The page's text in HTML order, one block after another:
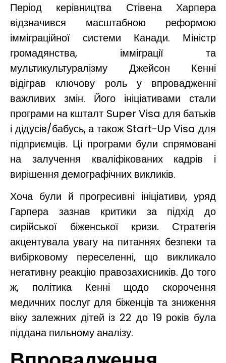
Період керівництва Стівена Харпера
відзначився масштабною реформою
імміграційної системи Канади. Міністр
громадянства, імміграції та
мультикультуралізму Джейсон Кенні
відіграв ключову роль у впровадженні
важливих змін. Його ініціативами стали
програми на кшталт Super Visa для батьків
і дідусів/бабусь, а також Start-Up Visa для
підприємців. Ці програми були спрямовані
на залучення кваліфікованих кадрів і
вирішення демографічних викликів.
Хоча були й прогресивні ініціативи, уряд
Гарпера зазнав критики за підхід до
сирійської біженської кризи. Стратегія
акцентувала увагу на питаннях безпеки та
вибірковому переселенні, що викликало
негативну реакцію правозахисників. До того
ж, політика Кенні щодо скорочення
медичних послуг для біженців та зниження
віку залежних дітей із 22 до 19 років була
піддана пильному аналізу.